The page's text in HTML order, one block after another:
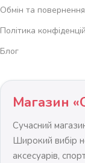
Обмін та повернення
Політика
Блог
Магазин
Сучасний
Широкий вибір
аксесуарів,